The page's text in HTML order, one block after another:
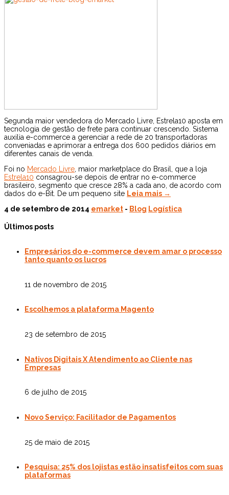
Segunda maior vendedora do Mercado Livre, Estrela10 aposta em
tecnologia de gestão de frete para continuar crescendo. Sistema
auxilia e-commerce a gerenciar a rede de 20 transportadoras
conveniadas e aprimorar a entrega dos 600 pedidos diários em
diferentes canais de venda.
Foi no Mercado Livre , maior marketplace do Brasil, que a loja
Estrela10 consagrou-se depois de entrar no e-commerce
brasileiro, segmento que cresce 28% a cada ano, de acordo com
dados do e-Bit. De um pequeno site Leia mais →
4 de setembro de 2014 emarket - Blog Logística
Últimos posts
Empresários do e-commerce devem amar o processo
tanto quanto os lucros
11 de novembro de 2015
Escolhemos a plataforma Magento
23 de setembro de 2015
Nativos Digitais X Atendimento ao Cliente nas
Empresas
6 de julho de 2015
Novo Serviço: Facilitador de Pagamentos
25 de maio de 2015
Pesquisa: 25% dos lojistas estão insatisfeitos com suas
plataformas